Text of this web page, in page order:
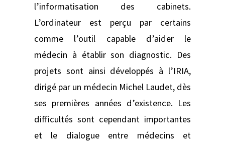
l’informatisation des cabinets.
L’ordinateur est perçu par certains
comme l’outil capable d’aider le
médecin à établir son diagnostic. Des
projets sont ainsi développés à l’IRIA,
dirigé par un médecin Michel Laudet, dès
ses premières années d’existence. Les
difficultés sont cependant importantes
et le dialogue entre médecins et